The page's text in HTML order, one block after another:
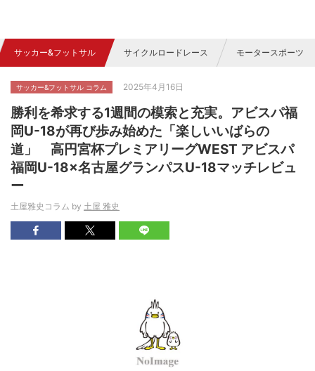
サッカー&フットサル サイクルロードレース モータースポーツ
サッカー&フットサル コラム 2025年4月16日
勝利を希求する1週間の模索と充実。アビスパ福
岡U-18が再び歩み始めた「楽しいいばらの
道」 高円宮杯プレミアリーグWEST アビスパ
福岡U-18×名古屋グランパスU-18マッチレビュ
ー
土屋雅史コラム by 土屋 雅史